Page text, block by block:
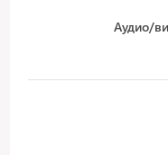
Аудио/